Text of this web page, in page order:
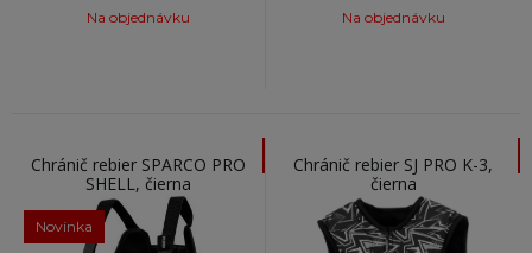
Na objednávku
Na objednávku
Chránič rebier SPARCO PRO
SHELL, čierna
Novinka
Chránič rebier SJ PRO K-3,
čierna